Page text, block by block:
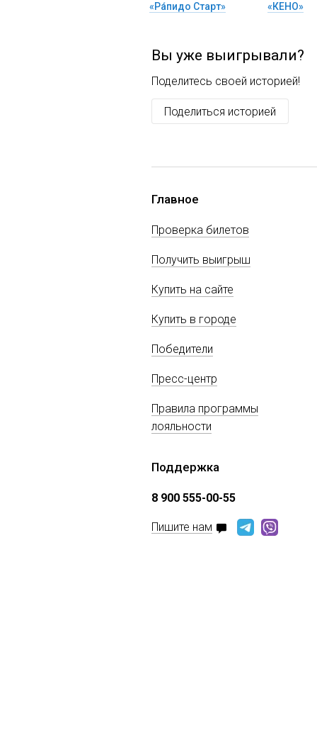
«Ра́пидо Старт» «КЕНО»
Вы уже выигрывали?
Поделитесь своей историей!
Поделиться историей
Главное
Проверка билетов
Получить выигрыш
Купить на сайте
Купить в городе
Победители
Пресс-центр
Правила программы
лояльности
Поддержка
8 900 555-00-55
Пишите нам